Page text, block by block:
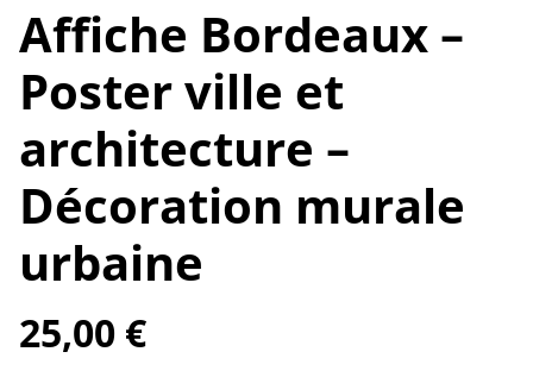
Affiche Bordeaux –
Poster ville et
architecture –
Décoration murale
urbaine
25,00 €